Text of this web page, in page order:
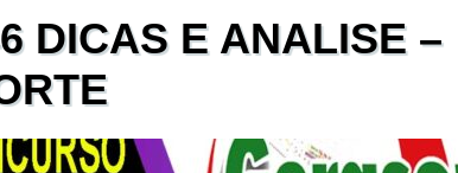
DICAS E ANALISE –